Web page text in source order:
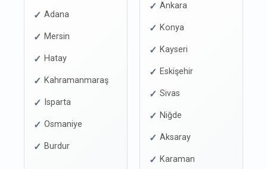
Adana
Mersin
Hatay
Kahramanmaraş
Isparta
Osmaniye
Burdur
Ankara
Konya
Kayseri
Eskişehir
Sivas
Niğde
Aksaray
Karaman